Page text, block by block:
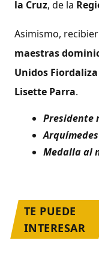
la Cruz, de la
Asimismo,
maestras
Unidos
Lisette Parra.
Presidente
Arquímedes
Medalla al
TE PUEDE
INTERESAR